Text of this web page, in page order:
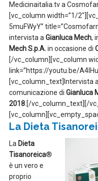
Medicinaitalia.tv a
[vc_column width=”1/
5muFWyY”
intervista a Gianluca Mech,
Mech S.p.A.in occasione di
[/vc_column][vc_column
link=”https://youtu.be/
[vc_column_text]Intervista a
comunicazione di Gianluca
2018 .[/vc_column_text][/
La Dieta
La Dieta
Tisanoreica®
è un vero e
proprio